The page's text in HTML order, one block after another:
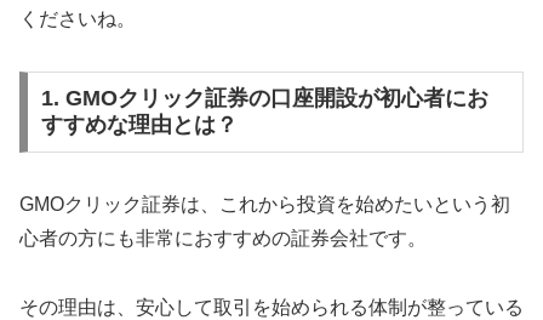
くださいね。
1. GMOクリック証券の口座開設が初心者にお
すすめな理由とは？
GMOクリック証券は、これから投資を始めたいという初
心者の方にも非常におすすめの証券会社です。
その理由は、安心して取引を始められる体制が整っている